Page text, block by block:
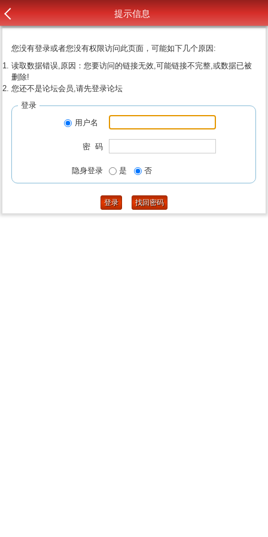
提示信息
您没有登录或者您没有权限访问此页面，可能如下几个原因:
读取数据错误,原因：您要访问的链接无效,可能链接不完整,或数据已被
删除!
您还不是论坛会员,请先登录论坛
登录
用户名
密 码
隐身登录 是 否